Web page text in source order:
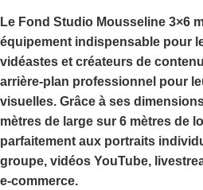
Le Fond Studio Mousseline 3×6
équipement indispensable pour
vidéastes et créateurs de
arrière-plan professionnel pour
visuelles. Grâce à ses
mètres de large sur 6 mètres de
parfaitement aux portraits
groupe, vidéos YouTube,
e-commerce.